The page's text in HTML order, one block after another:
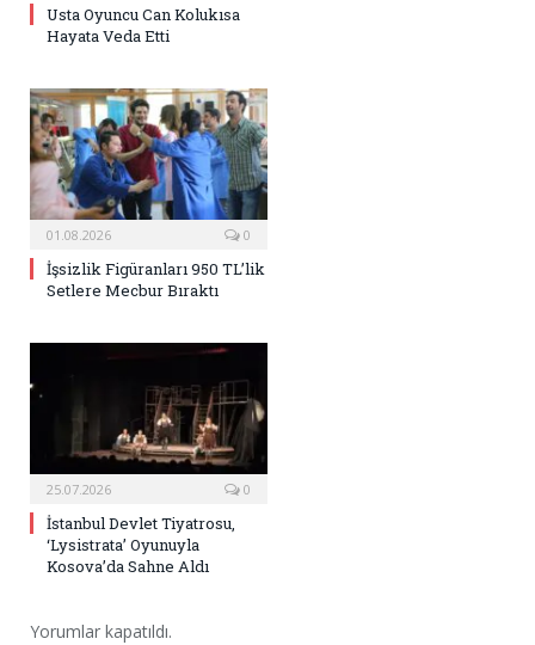
Usta Oyuncu Can Kolukısa
Hayata Veda Etti
01.08.2026 0
İşsizlik Figüranları 950 TL’lik
Setlere Mecbur Bıraktı
25.07.2026 0
İstanbul Devlet Tiyatrosu,
‘Lysistrata’ Oyunuyla
Kosova’da Sahne Aldı
Yorumlar kapatıldı.